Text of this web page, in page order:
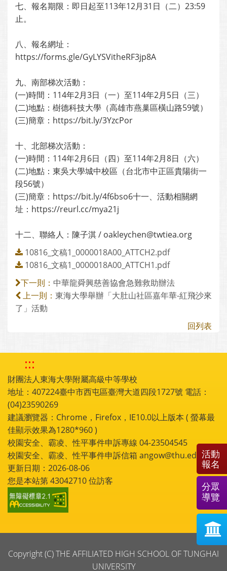
七、報名期限：即日起至113年12月31日（二）23:59
止。
八、報名網址：
https://forms.gle/GyLYSVitheRF3jp8A
九、南部梯次活動：
(一)時間：114年2月3日（一）至114年2月5日（三）
(二)地點：樹德科技大學（高雄市燕巢區橫山路59號）
(三)簡章：https://bit.ly/3YzcPor
十、北部梯次活動：
(一)時間：114年2月6日（四）至114年2月8日（六）
(二)地點：東吳大學城中校區（台北市中正區貴陽街一
段56號）
(三)簡章：https://bit.ly/4f6bso6十一、活動相關網
址：https://reurl.cc/mya21j
十二、聯絡人：陳子淇 / oakleychen@twtiea.org
10816_文稿1_0000018A00_ATTCH2.pdf
10816_文稿1_0000018A00_ATTCH1.pdf
下一則： 中華龍舜興慈善協會急難救助辦法
上一則： 東海大學舉辦「大肚山社區嘉年華-紅飛沙來
了」活動
回列表
:::
財團法人東海大學附屬高級中等學校
地址：407224臺中市西屯區臺灣大道四段1727號 電話：
(04)23590269
建議瀏覽器：Chrome，Firefox，IE10.0以上版本 ( 螢幕最
佳顯示效果為1280*960 )
校園安全、霸凌、性平事件申訴專線 04-23504545
校園安全、霸凌、性平事件申訴信箱 angow@thu.edu.tw
更新日期：2026-08-06
您是本站第43042710位訪客
Copyright (C) THE AFFILIATED HIGH SCHOOL OF TUNGHAI
UNIVERSITY
活動
報名
分眾
導覽